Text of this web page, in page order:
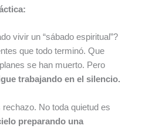
vivir un “sábado espiritual”?
que todo terminó. Que
se han muerto. Pero
trabajando en el silencio.
No toda quietud es
preparando una